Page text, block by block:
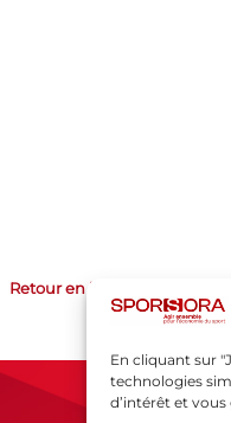
En cliquant sur
technologies
d’intérêt et
Retour en haut